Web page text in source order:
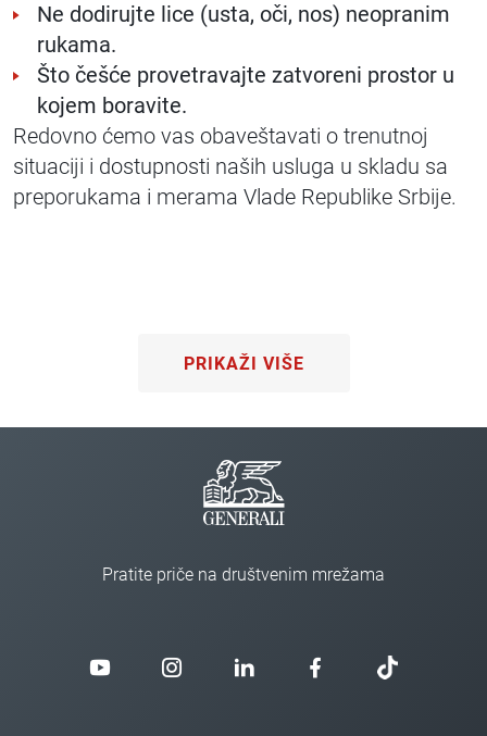
Ne dodirujte lice (usta, oči, nos) neopranim
rukama.
Što češće provetravajte zatvoreni prostor u
kojem boravite.
Redovno ćemo vas obaveštavati o trenutnoj
situaciji i dostupnosti naših usluga u skladu sa
preporukama i merama Vlade Republike Srbije.
PRIKAŽI VIŠE
Pratite priče na društvenim mrežama